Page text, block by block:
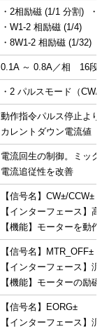
・2相励磁 (1/1 分割) ・
・W1-2 相励磁 (1/4) ・
・8W1-2 相励磁 (1/32)
0.1A ～ 0.8A／相 16段階
・2 パルスモード（CW/
動作指令パルス停止より
カレントダウン電流値 ・
電流回生の制御。ミック
電流追従性を改善
【信号名】CW±/CCW±（
【インターフェース】高
【機能】モーターを動作
【信号名】MTR_OFF±
【インターフェース】汎
【機能】モーターの励磁
【信号名】EORG±
【インターフェース】汎